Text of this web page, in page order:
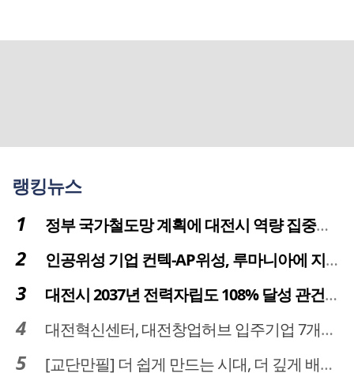
랭킹뉴스
정부 국가철도망 계획에 대전시 역량 집중해야
인공위성 기업 컨텍-AP위성, 루마니아에 지상국 시스템 전수
대전시 2037년 전력자립도 108% 달성 관건은 '주민 수용성'
대전혁신센터, 대전창업허브 입주기업 7개사 모집
[교단만필] 더 쉽게 만드는 시대, 더 깊게 배우는 교육